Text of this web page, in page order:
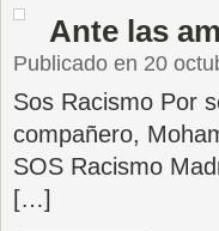
Ante las
Publicado en 20
Sos Racismo Por
compañero,
SOS Racismo
[…]